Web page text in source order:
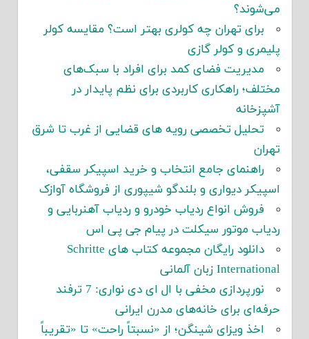
می‌شوند؟
برای تهران چه کولری بهتر است؟ مقایسه کولر
پلیمری و کولر گازی
مدیریت فضای کمد برای افراد با سبک‌های
مختلف؛ راهکاری کاربردی برای نظم پایدار در
آشپزخانه
تحلیل تخصصی رویه های قضایی از غرب تا شرق
تهران
راهنمای جامع انتخاب و خرید اسپیکر سقفی،
اسپیکر دیواری و بلندگو شیپوری از فروشگاه آوازک
فروش انواع ردیاب خودرو و ردیاب آهنربایی و
ردیاب موتور سیکلت در پیام جی پی اس
دانلود رایگان مجموعه کتاب های Schritte
International زبان آلمانی
نورپردازی مخفی با ال ای دی نواری: 7 ترفند
حرفه‌ای برای خانه‌های مدرن ایرانی
اخذ ویزای شینگن؛ از «نسبتاً راحت» تا «تقریباً